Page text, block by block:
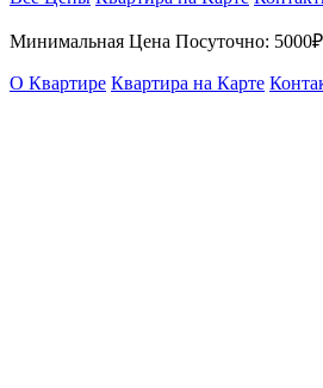
Минимальная Цена Посуточно: 5000₽
О Квартире Квартира на Карте